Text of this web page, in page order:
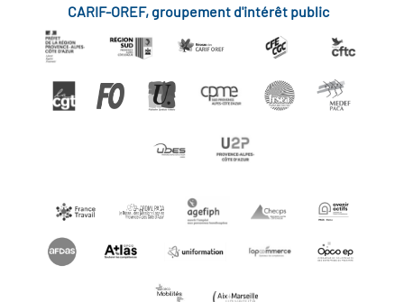
CARIF-OREF, groupement d'intérêt public